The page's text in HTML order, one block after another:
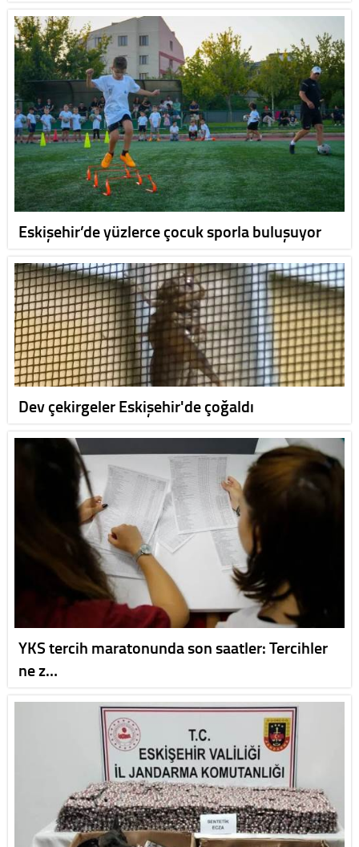
Eskişehir’de yüzlerce çocuk sporla buluşuyor
Dev çekirgeler Eskişehir'de çoğaldı
YKS tercih maratonunda son saatler: Tercihler
ne z…